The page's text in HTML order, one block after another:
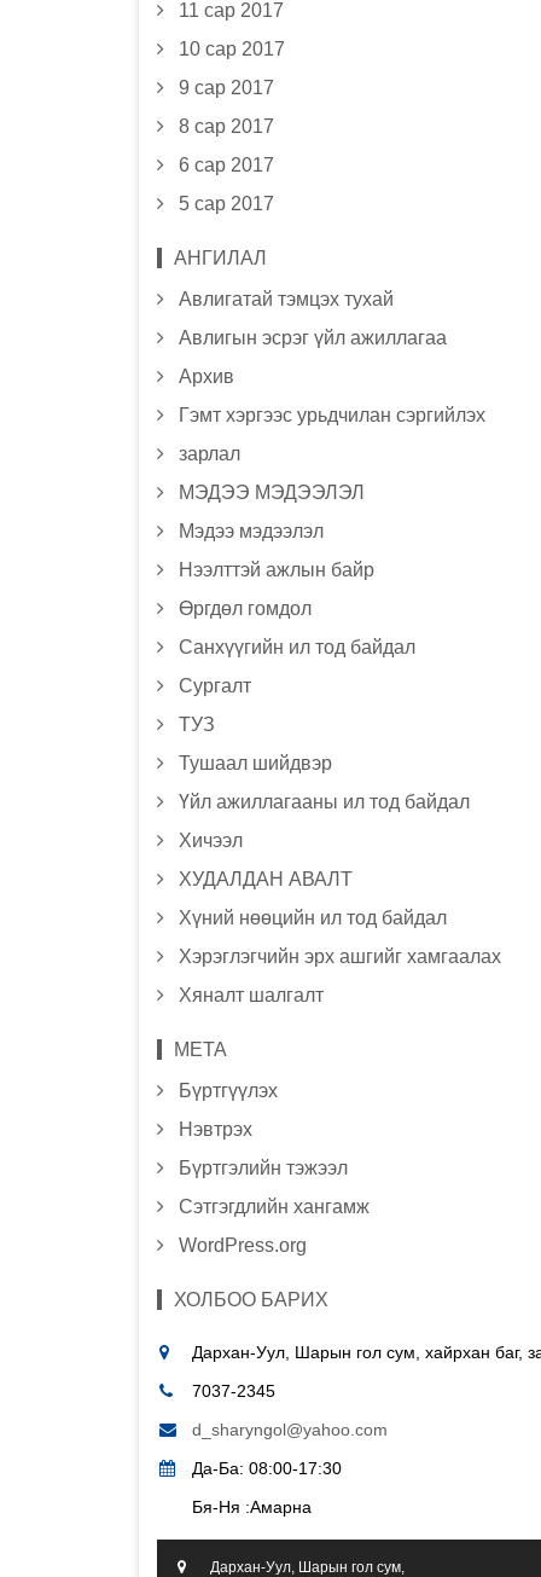
11 сар 2017
10 сар 2017
9 сар 2017
8 сар 2017
6 сар 2017
5 сар 2017
АНГИЛАЛ
Авлигатай тэмцэх тухай
Авлигын эсрэг үйл ажиллагаа
Архив
Гэмт хэргээс урьдчилан сэргийлэх
зарлал
МЭДЭЭ МЭДЭЭЛЭЛ
Мэдээ мэдээлэл
Нээлттэй ажлын байр
Өргдөл гомдол
Санхүүгийн ил тод байдал
Сургалт
ТУЗ
Тушаал шийдвэр
Үйл ажиллагааны ил тод байдал
Хичээл
ХУДАЛДАН АВАЛТ
Хүний нөөцийн ил тод байдал
Хэрэглэгчийн эрх ашгийг хамгаалах
Хяналт шалгалт
МЕТА
Бүртгүүлэх
Нэвтрэх
Бүртгэлийн тэжээл
Сэтгэгдлийн хангамж
WordPress.org
ХОЛБОО БАРИХ
Дархан-Уул, Шарын гол сум, хайрхан баг,
7037-2345
d_sharyngol@yahoo.com
Да-Ба: 08:00-17:30
Бя-Ня :Амарна
Дархан-Уул, Шарын гол сум,